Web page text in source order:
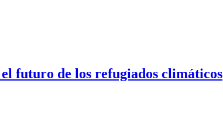
futuro de los refugiados climáticos